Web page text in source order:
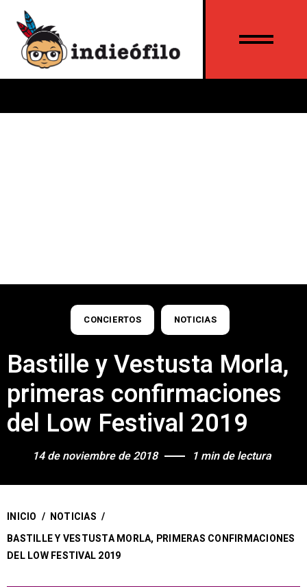
CONCIERTOS NOTICIAS
Bastille y Vestusta Morla,
primeras confirmaciones
del Low Festival 2019
14 de noviembre de 2018 1 min de lectura
INICIO / NOTICIAS /
BASTILLE Y VESTUSTA MORLA, PRIMERAS CONFIRMACIONES
DEL LOW FESTIVAL 2019